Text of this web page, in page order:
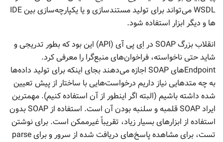
WSDL می‌تواند برای تولید مستندسازی و یا یکپارچه‌سازی بین IDE
ها و دیگر ابزار استفاده شود.
انقلاب بزرگ SOAP در اِی پی آی (API) این بود که بطور تدریجی و
شاید حتی ناخواسته، فراخوان‌های منبع‌گرا را معرفی کرد.
Endpointهای SOAP اجازه می‌دهند بجای اینکه برای تولید داده‌ها
به چه متدهایی نیاز داریم درخواست‌هایی با ساختار از پیش تعیین
شده داشته باشیم (البته اگر اینطور از آن استفاده کنیم). مهمترین
ایراد SOAP قلمبه و سلنبه بودن آن است. استفاده از SOAP بدون
استفاده از ابزارهای بسیار زیاد، تقریباً غیرممکن است. برای نوشتن
تست، برای مشاهده پاسخ‌های دریافت شده از سرور و برای parse